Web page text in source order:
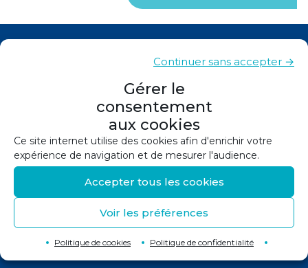
Gérer le
consentement
aux cookies
Ce site internet utilise des cookies afin d'enrichir votre
expérience de navigation et de mesurer l'audience.
Accepter tous les cookies
Continuer sans accepter →
Voir les préférences
Politique de cookies Politique de confidentialité
Mentions légales
Politique de confidentialité
Politique de cookies (UE)
Conception et réalisation :Canopée
Retour en haut de page↑